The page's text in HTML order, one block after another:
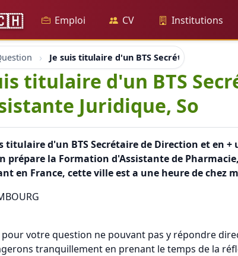
Emploi CV Institutions
Je suis titulaire d'un BTS Secrétaire de
titulaire d'un BTS
Juridique, So
titulaire d'un BTS Secrétaire de Direction et en
prépare la Formation d'Assistante de
en France, cette ville est a une heure de chez
votre question ne pouvant pas y répondre
tranquillement en prenant le temps de la